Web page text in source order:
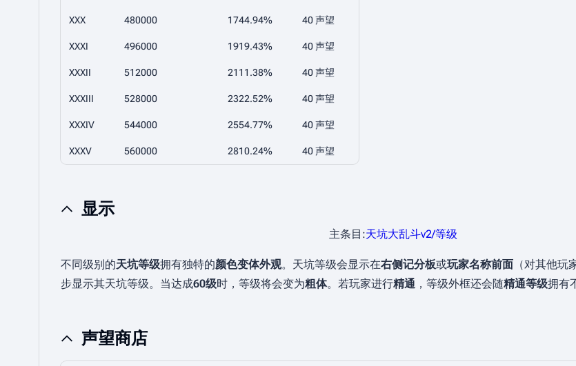
XXX 480000 1744.94% 40 声望
XXXI 496000 1919.43% 40 声望
XXXII 512000 2111.38% 40 声望
XXXIII 528000 2322.52% 40 声望
XXXIV 544000 2554.77% 40 声望
XXXV 560000 2810.24% 40 声望
显示
主条目:天坑大乱斗v2/等级
不同级别的天坑等级拥有独特的颜色变体外观。天坑等级会显示在右侧记分板或玩家名称前面 （对其他玩
步显示其天坑等级。当达成60级时，等级将会变为粗体。若玩家进行精通 ，等级外框还会随精通等级拥有
声望商店